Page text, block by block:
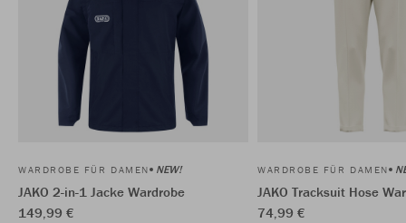
WARDROBE FÜR DAMEN NEW!
JAKO 2-in-1 Jacke Wardrobe
149,99 €
WARDROBE FÜR DAMEN
JAKO Tracksuit Hose
74,99 €